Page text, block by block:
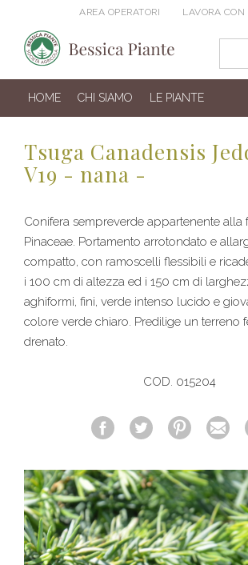
AREA OPERATORI LAVORA CON
HOME CHI SIAMO LE PIANTE
Tsuga Canadensis
V19 - nana -
Conifera sempreverde appartenente alla
Pinaceae. Portamento arrotondato e
compatto, con ramoscelli flessibili e
i 100 cm di altezza ed i 150 cm di
aghiformi, fini, verde intenso lucido e
colore verde chiaro. Predilige un terreno
drenato.
COD. 015204